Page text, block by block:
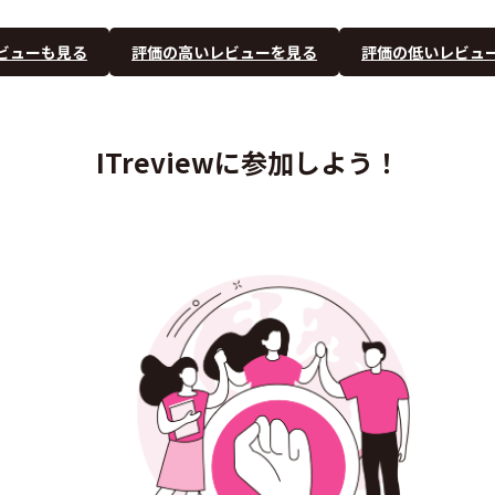
ューも見る 評価の高いレビューを見る 評価の低いレビュ
ITreviewに参加しよう！